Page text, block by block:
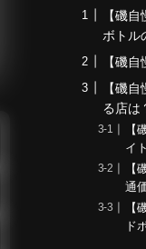
【磯
ボトル
【磯
【磯
る店は
【
イ
【
通
【
ド